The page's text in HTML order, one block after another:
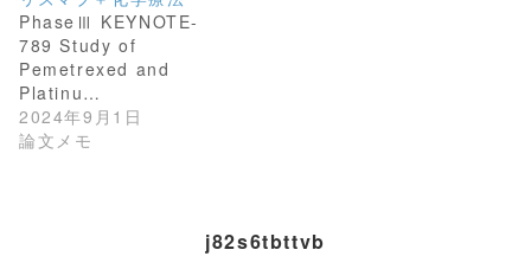
開
き
ま
す
)
新
し
い
ウ
ィ
ン
ウ
で
PhaseⅢ KEYNOTE-
789 Study of
Pemetrexed and
Platinu…
2024年9月1日
論文メモ
j82s6tbttvb